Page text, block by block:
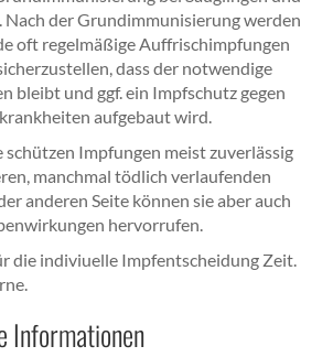
der Grundimmunisierung werden
oft regelmäßige Auffrischimpfungen
dass der notwendige
bleibt und ggf. ein Impfschutz gegen
aufgebaut wird.
schützen Impfungen meist zuverlässig
manchmal tödlich verlaufenden
anderen Seite können sie aber auch
hervorrufen.
die indiviuelle Impfentscheidung Zeit.
Informationen